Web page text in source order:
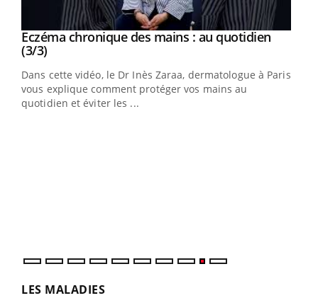
Youtube
Youtube
Eczéma chronique des mains : au quotidien
(3/3)Youtube
Dans cette vidéo, le Dr Inès Zaraa, dermatologue à Paris,
vous explique comment protéger vos mains au
quotidien et éviter les ...
LES MALADIES